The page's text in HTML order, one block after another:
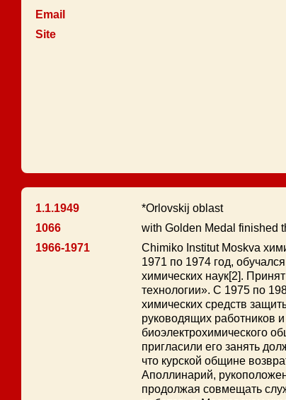
Email
Site
1.1.1949
*Orlovskij oblast
1066
with Golden Medal finished
1966-1971
Chimiko Institut Moskva
1971 по 1974 год,
химических наук[2].
технологии». С 1975 по
химических средств
руководящих работников
биоэлектрохимического
пригласили его занять
что курской общине
Аполлинарий,
продолжая совмещать